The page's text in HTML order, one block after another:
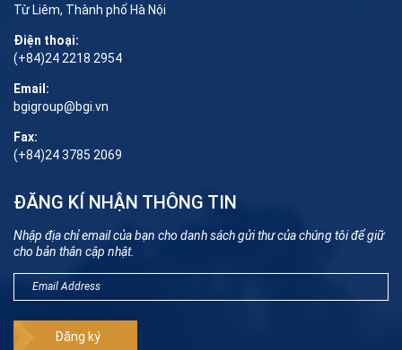
Từ Liêm, Thành phố Hà Nội
Điện thoại:
(+84)24 2218 2954
Email:
bgigroup@bgi.vn
Fax:
(+84)24 3785 2069
ĐĂNG KÍ NHẬN THÔNG TIN
Nhập địa chỉ email của bạn cho danh sách gửi thư của chúng tôi để giữ
cho bản thân cập nhật.